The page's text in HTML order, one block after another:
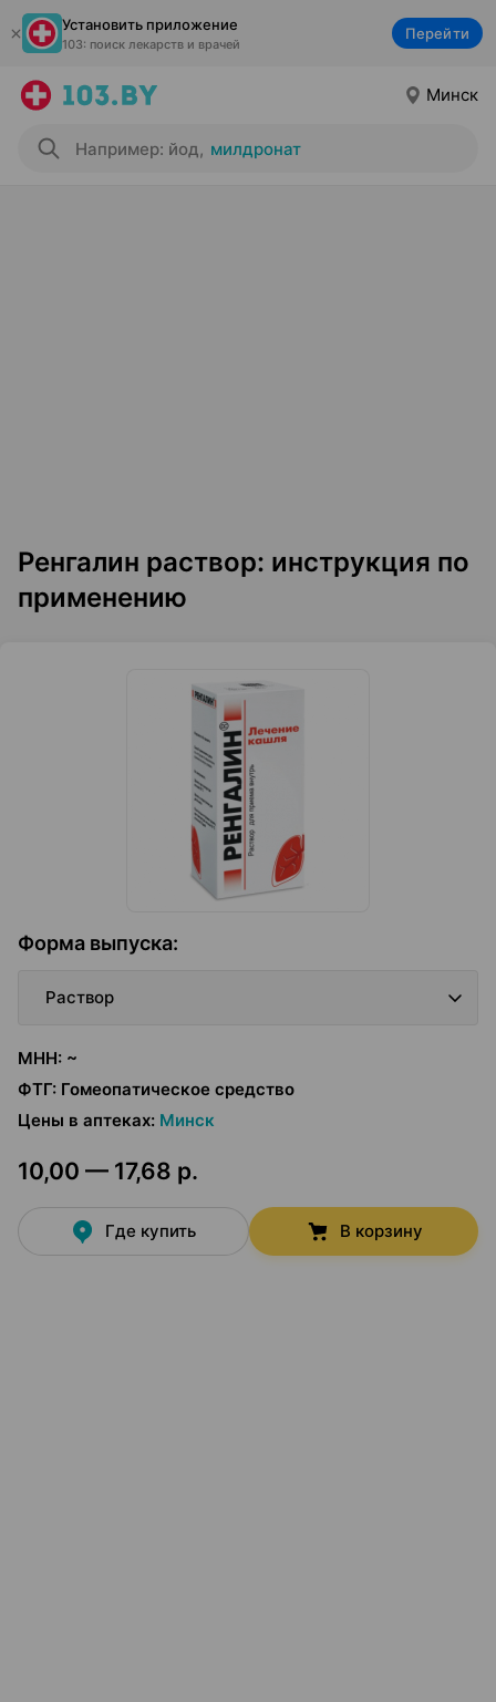
Установить приложение
103: поиск лекарств и врачей
Перейти
Минск
Например: йод, милдронат
Ренгалин раствор: инструкция по
применению
Форма выпуска:
Раствор
МНН: ~
ФТГ: Гомеопатическое средство
Цены в аптеках: Минск
10,00 — 17,68 р.
Где купить В корзину